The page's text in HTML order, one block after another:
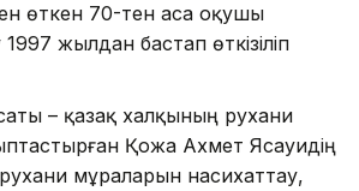
өткен 70-тен аса оқушы
жылдан бастап өткізіліп
– қазақ халқының рухани
Қожа Ахмет Ясауидің
мұраларын насихаттау,